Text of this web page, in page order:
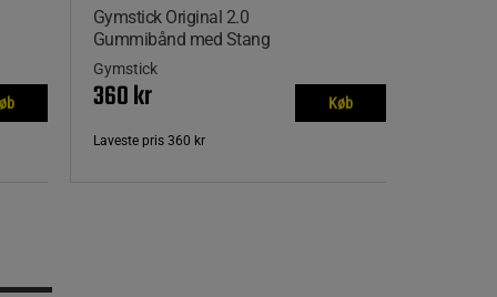
Gymstick Original 2.0
Gummibånd med Stang
Gymstick
360 kr Køb
Laveste pris 360 kr